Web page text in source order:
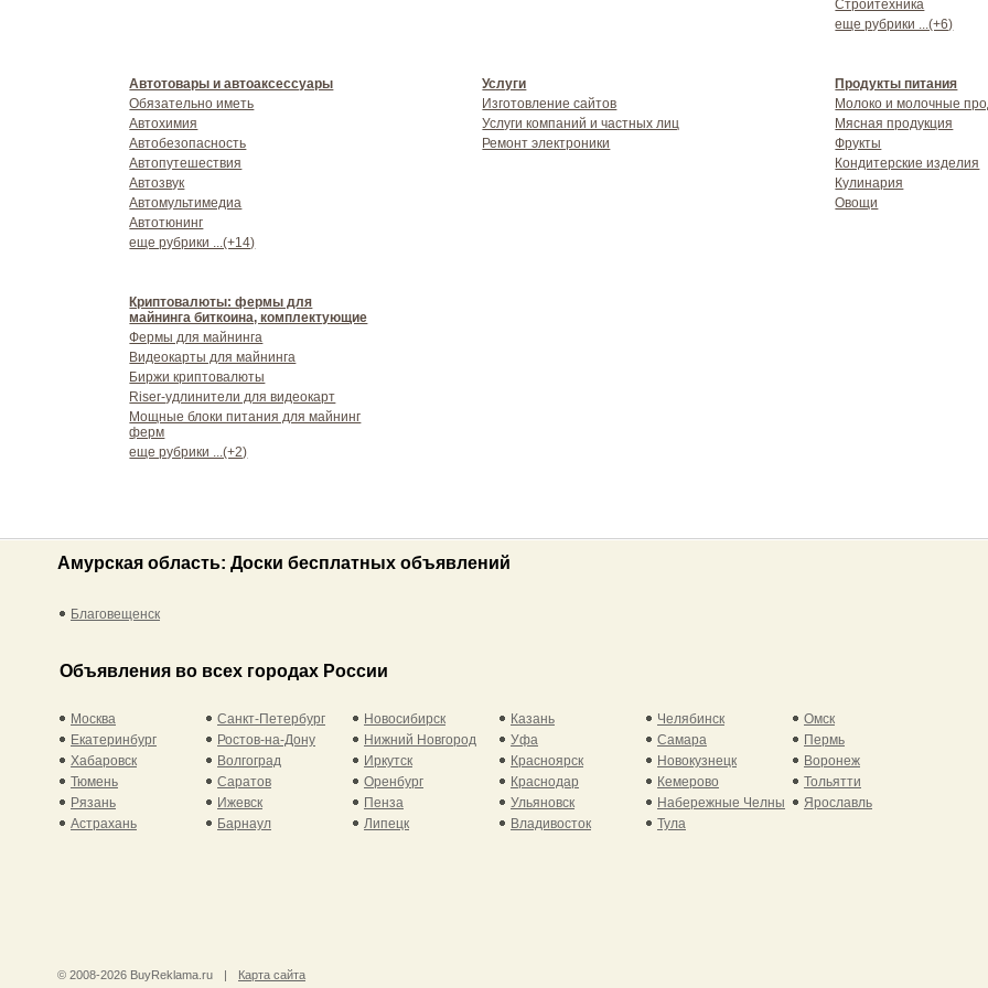
Стройтехника
еще рубрики ...(+6)
Автотовары и автоаксессуары
Обязательно иметь
Автохимия
Автобезопасность
Автопутешествия
Автозвук
Автомультимедиа
Автотюнинг
еще рубрики ...(+14)
Услуги
Изготовление сайтов
Услуги компаний и частных лиц
Ремонт электроники
Продукты питания
Молоко и молочные
Мясная продукция
Фрукты
Кондитерские изделия
Кулинария
Овощи
Криптовалюты: фермы для
майнинга биткоина, комплектующие
Фермы для майнинга
Видеокарты для майнинга
Биржи криптовалюты
Riser-удлинители для видеокарт
Мощные блоки питания для майнинг
ферм
еще рубрики ...(+2)
Амурская область: Доски бесплатных объявлений
Благовещенск
Объявления во всех городах России
Москва Санкт-Петербург Новосибирск Казань Челябинск
Омск
Екатеринбург
Ростов-на-Дону Нижний Новгород Уфа Самара
Пермь
Хабаровск
Волгоград Иркутск Красноярск Новокузнецк
Воронеж
Тюмень
Саратов Оренбург Краснодар Кемерово
Тольятти
Рязань
Ижевск Пенза Ульяновск Набережные Челны
Ярославль
Астрахань
Барнаул Липецк Владивосток Тула
© 2008-2026 BuyReklama.ru | Карта сайта